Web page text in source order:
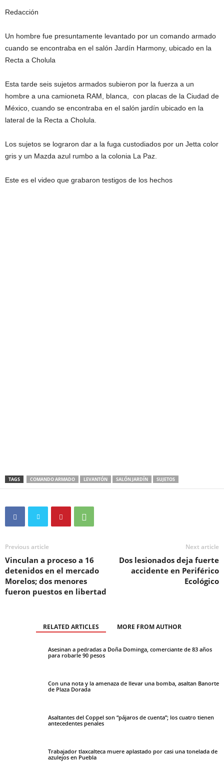
Redacción
Un hombre fue presuntamente levantado por un comando armado
cuando se encontraba en el salón Jardín Harmony, ubicado en la
Recta a Cholula
Esta tarde seis sujetos armados subieron por la fuerza a un
hombre a una camioneta RAM, blanca, con placas de la Ciudad de
México, cuando se encontraba en el salón jardín ubicado en la
lateral de la Recta a Cholula.
Los sujetos se lograron dar a la fuga custodiados por un Jetta color
gris y un Mazda azul rumbo a la colonia La Paz.
Este es el video que grabaron testigos de los hechos
TAGS COMANDO ARMADO LEVANTÓN SALÓN JARDÍN SUJETOS
Previous article
Vinculan a proceso a 16
detenidos en el mercado
Morelos; dos menores
fueron puestos en libertad
Next article
Dos lesionados deja fuerte
accidente en Periférico
Ecológico
RELATED ARTICLES MORE FROM AUTHOR
Asesinan a pedradas a Doña Dominga, comerciante de 83 años
para robarle 90 pesos
Con una nota y la amenaza de llevar una bomba, asaltan Banorte
de Plaza Dorada
Asaltantes del Coppel son “pájaros de cuenta”; los cuatro tienen
antecedentes penales
Trabajador tlaxcalteca muere aplastado por casi una tonelada de
azulejos en Puebla